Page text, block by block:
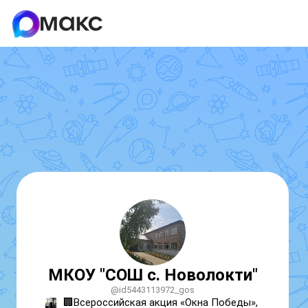
МКОУ "СОШ с. Новолокти"
@id5443113972_gos
🏢Всероссийская акция «Окна Победы»,